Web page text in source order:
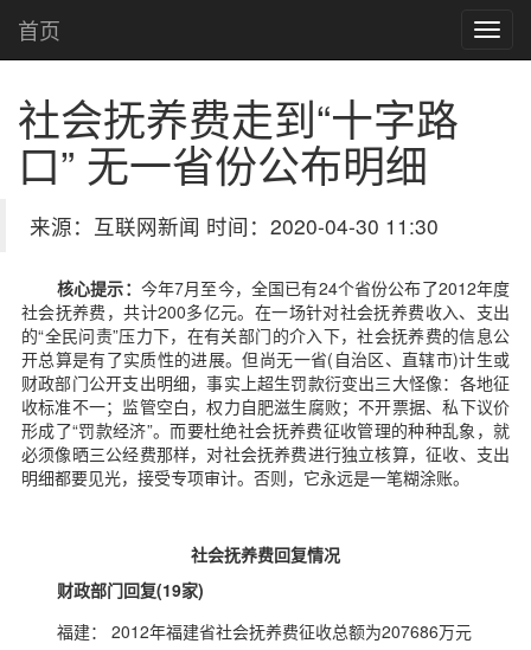
首页
社会抚养费走到“十字路
口” 无一省份公布明细
来源：互联网新闻 时间：2020-04-30 11:30
核心提示： 今年7月至今，全国已有24个省份公布了2012年度
社会抚养费，共计200多亿元。在一场针对社会抚养费收入、支出
的“全民问责”压力下，在有关部门的介入下，社会抚养费的信息公
开总算是有了实质性的进展。但尚无一省(自治区、直辖市)计生或
财政部门公开支出明细，事实上超生罚款衍变出三大怪像：各地征
收标准不一；监管空白，权力自肥滋生腐败；不开票据、私下议价
形成了“罚款经济”。而要杜绝社会抚养费征收管理的种种乱象，就
必须像晒三公经费那样，对社会抚养费进行独立核算，征收、支出
明细都要见光，接受专项审计。否则，它永远是一笔糊涂账。
社会抚养费回复情况
财政部门回复(19家)
福建： 2012年福建省社会抚养费征收总额为207686万元